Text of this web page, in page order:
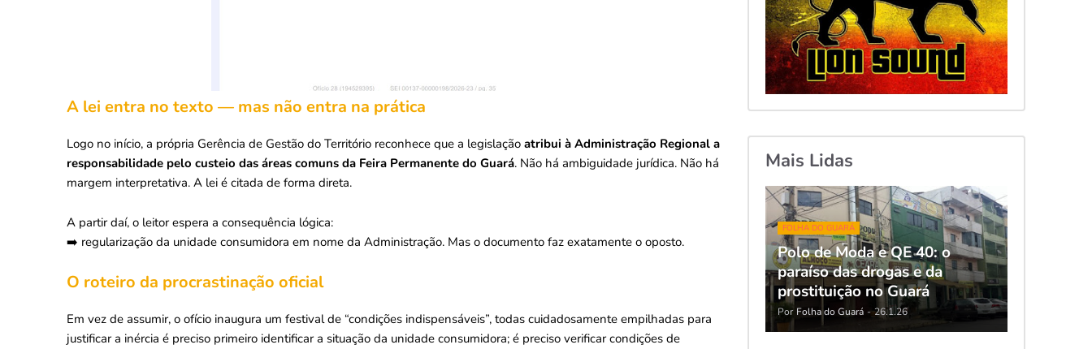
A lei entra no texto — mas não entra na prática
Logo no início, a própria Gerência de Gestão do Território reconhece que a legislação atribui à Administração Regional a
responsabilidade pelo custeio das áreas comuns da Feira Permanente do Guará. Não há ambiguidade jurídica. Não há
margem interpretativa. A lei é citada de forma direta.
A partir daí, o leitor espera a consequência lógica:
➡️ regularização da unidade consumidora em nome da Administração. Mas o documento faz exatamente o oposto.
O roteiro da procrastinação oficial
Em vez de assumir, o ofício inaugura um festival de “condições indispensáveis”, todas cuidadosamente empilhadas para
justificar a inércia é preciso primeiro identificar a situação da unidade consumidora; é preciso verificar condições de
Mais Lidas
FOLHA DO GUARÁ
Polo de Moda e QE 40: o
paraíso das drogas e da
prostituição no Guará
Por Folha do Guará - 26.1.26